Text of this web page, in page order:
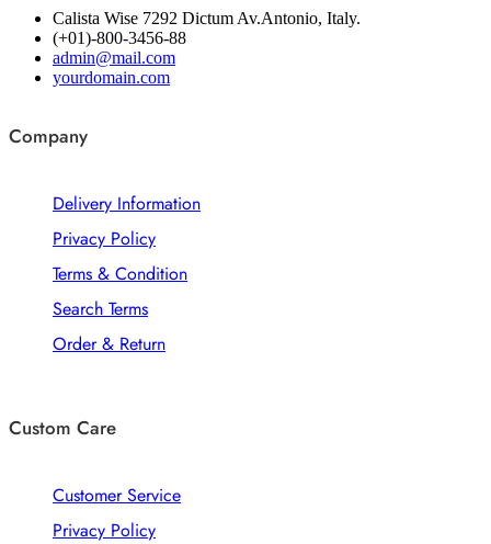
Calista Wise 7292 Dictum Av.Antonio, Italy.
(+01)-800-3456-88
admin@mail.com
yourdomain.com
Company
Delivery Information
Privacy Policy
Terms & Condition
Search Terms
Order & Return
Custom Care
Customer Service
Privacy Policy